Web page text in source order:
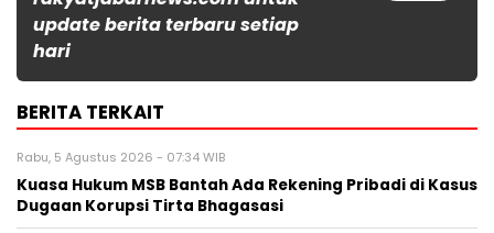
update berita terbaru setiap
hari
BERITA TERKAIT
Rabu, 5 Agustus 2026 - 07:34 WIB
Kuasa Hukum MSB Bantah Ada Rekening Pribadi di Kasus
Dugaan Korupsi Tirta Bhagasasi